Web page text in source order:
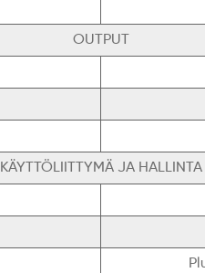
OUTPUT
KÄYTTÖLIITTYMÄ JA HALLINTA